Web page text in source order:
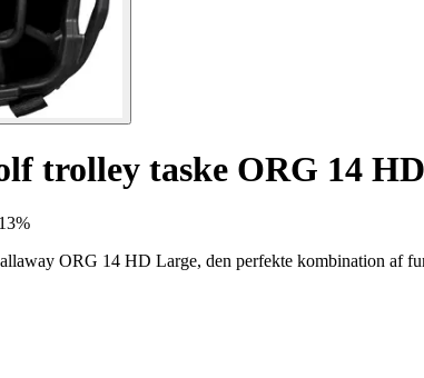
trolley taske ORG 14
ORG 14 HD Large, den perfekte kombination af